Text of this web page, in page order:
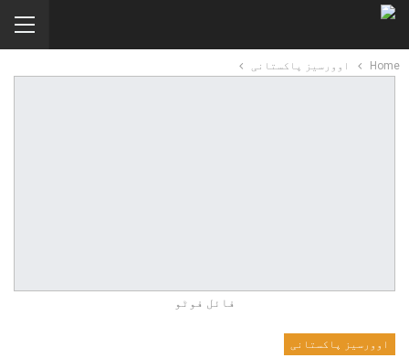
Home اوورسیز پاکستانی
فائل فوٹو
اوورسیز پاکستانی